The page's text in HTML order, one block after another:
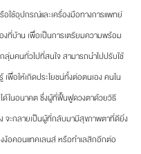
ใช้อุปกรณ์และเครื่องมือทางการแพทย์
งที่บ้าน เพื่อเป็นการเตรียมความพร้อม
มคนทั่วไปที่สนใจ สามารถนำไปปรับใช้
พื่อให้เกิดประโยชน์ทั้งต่อตนเอง คนใน
ด้ในอนาคต ซึ่งผู้ที่ฟื้นฟูดวงตาด้วยวิธี
จะกลายเป็นผู้ที่กลับมามีสุขภาพตาที่ดียิ่ง
ง้อคอนแทคเลนส์ หรือทำเลสิกอีกต่อ